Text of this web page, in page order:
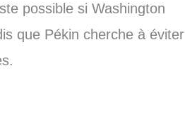
possible si Washington
que Pékin cherche à éviter